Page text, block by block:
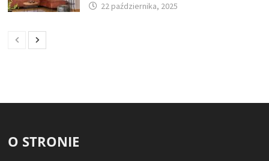
22 października, 2025
O STRONIE